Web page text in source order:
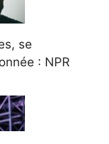
se
: NPR